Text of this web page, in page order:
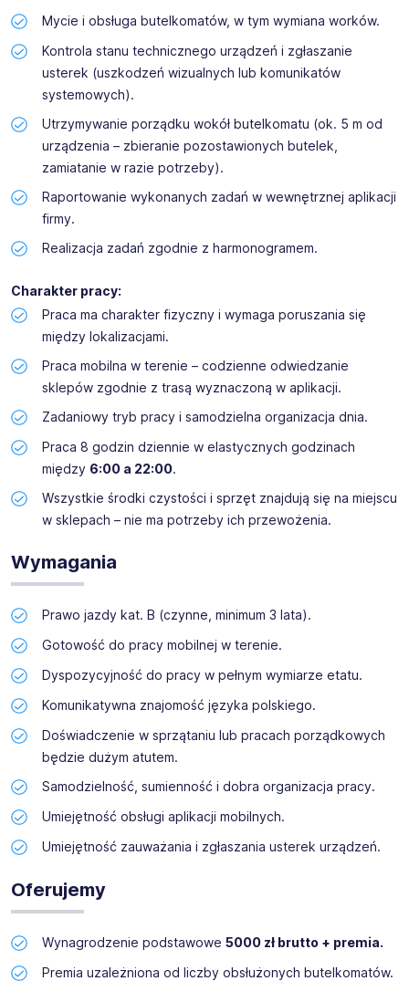
Serwisant/ Serwisantka butelkomatów
– praca mobilna
Dołącz do naszego zespołu serwisowego i pracuj przy
butelkomatach w Twoim regionie. Wspólnie rozwijamy
system zwrotu opakowań, który wspiera ekologię i
wygodę klientów sklepów. Szukamy osób
zaangażowanych, odpowiedzialnych i samodzielnych,
które chcą działać w terenie i dbać o najwyższą jakość
obsługi urządzeń.
Lokalizacja: praca na tereniewojewództwa
Poszukujemy osoby z miast:
Mycie i obsługa butelkomatów, w tym wymiana worków.
Kontrola stanu technicznego urządzeń i zgłaszanie
usterek (uszkodzeń wizualnych lub komunikatów
systemowych).
Utrzymywanie porządku wokół butelkomatu (ok. 5 m od
urządzenia – zbieranie pozostawionych butelek,
zamiatanie w razie potrzeby).
Raportowanie wykonanych zadań w wewnętrznej aplikacji
firmy.
Realizacja zadań zgodnie z harmonogramem.
Charakter pracy:
Praca ma charakter fizyczny i wymaga poruszania się
między lokalizacjami.
Praca mobilna w terenie – codzienne odwiedzanie
sklepów zgodnie z trasą wyznaczoną w aplikacji.
Zadaniowy tryb pracy i samodzielna organizacja dnia.
Praca 8 godzin dziennie w elastycznych godzinach
między 6:00 a 22:00.
Wszystkie środki czystości i sprzęt znajdują się na miejscu
w sklepach – nie ma potrzeby ich przewożenia.
Wymagania
Prawo jazdy kat. B (czynne, minimum 3 lata).
Gotowość do pracy mobilnej w terenie.
Dyspozycyjność do pracy w pełnym wymiarze etatu.
Komunikatywna znajomość języka polskiego.
Doświadczenie w sprzątaniu lub pracach porządkowych
będzie dużym atutem.
Samodzielność, sumienność i dobra organizacja pracy.
Umiejętność obsługi aplikacji mobilnych.
Umiejętność zauważania i zgłaszania usterek urządzeń.
Oferujemy
Wynagrodzenie podstawowe 5000 zł brutto + premia.
Premia uzależniona od liczby obsłużonych butelkomatów.